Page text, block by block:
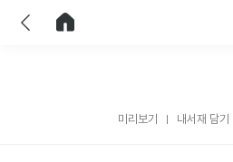
미리보기 내서재 담기